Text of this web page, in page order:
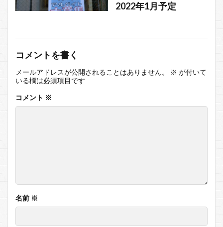
2022年1月予定
コメントを書く
メールアドレスが公開されることはありません。 ※ が付いて
いる欄は必須項目です
コメント ※
名前 ※